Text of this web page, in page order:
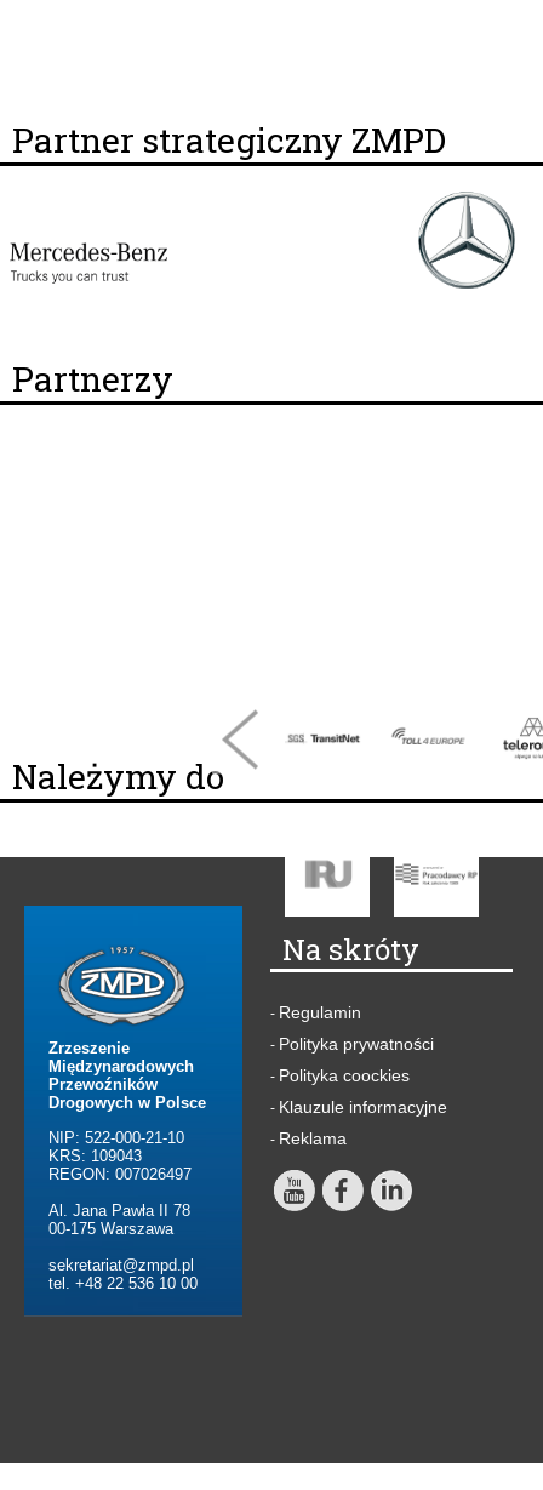
Partner strategiczny ZMPD
Partnerzy
Należymy do
Zrzeszenie
Międzynarodowych
Przewoźników
Drogowych w Polsce
NIP: 522-000-21-10
KRS: 109043
REGON: 007026497
Al. Jana Pawła II 78
00-175 Warszawa
sekretariat@zmpd.pl
tel. +48 22 536 10 00
Na skróty
- Regulamin
- Polityka prywatności
- Polityka coockies
- Klauzule informacyjne
- Reklama